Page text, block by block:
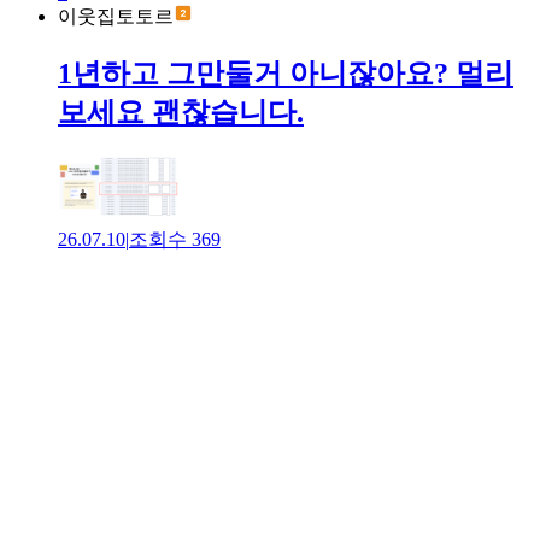
이웃집토토르
1년하고 그만둘거 아니잖아요? 멀리
보세요 괜찮습니다.
26.07.10|조회수 369